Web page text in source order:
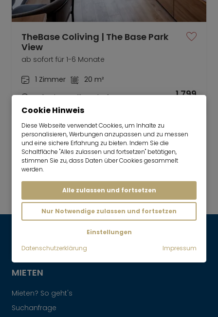
TheBase Coliving | The Base Park
View
ab sofort für 1-6 Monate
1 Zimmer
20 m²
München-Milbertshofen
1.799
Mr. Lodge | Suchen.Finden.Leben.
Mieten
Möbliertes Apartment in Großhadern
MIETEN
Mieten? So geht's
Suchanfrage
Cookie Hinweis
Diese Webseite verwendet Cookies, um Inhalte zu
personalisieren, Werbungen anzupassen und zu messen
und eine sichere Erfahrung zu bieten. Indem Sie die
Schaltfläche "Alles zulassen und fortsetzen" betätigen,
stimmen Sie zu, dass Daten über Cookies gesammelt
werden.
Alle zulassen und fortsetzen
Nur Notwendige zulassen und fortsetzen
Einstellungen
Datenschutzerklärung
Impressum